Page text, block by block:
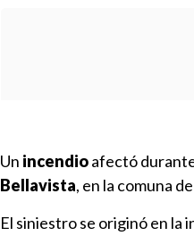
Un incendioafectó
Bellavista, en la comuna
El siniestro se originó en la